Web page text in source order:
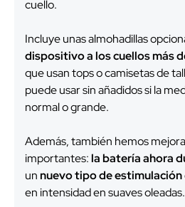
cuello.
Incluye unas almohadillas
dispositivo a los cuellos más
que usan tops o camisetas de
puede usar sin añadidos si la
normal o grande.
Además, también hemos
importantes:la batería ahora
unnuevo tipo de estimulación
en intensidad en suaves oleadas.